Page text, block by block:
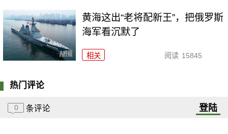
黄海这出“老将配新王”，把俄罗斯
海军看沉默了
相关 阅读 15845
热门评论
0 条评论 登陆